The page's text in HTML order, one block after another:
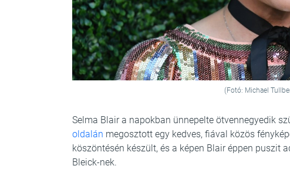
(Fotó: Michael
Selma Blair a napokban ünnepelte ötvennegyedik
oldalán megosztott egy kedves, fiával közös
köszöntésén készült, és a képen Blair éppen puszit
Bleick-nek.